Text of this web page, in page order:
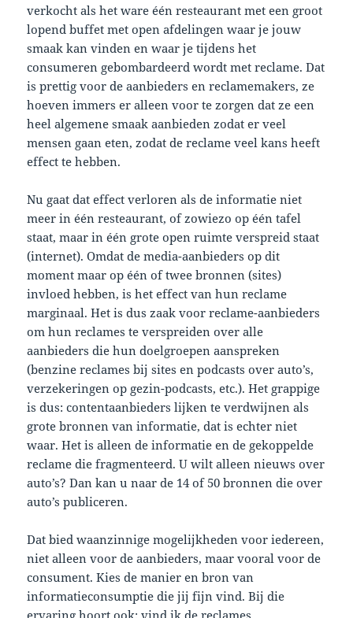
verkocht als het ware één resteaurant met een groot
lopend buffet met open afdelingen waar je jouw
smaak kan vinden en waar je tijdens het
consumeren gebombardeerd wordt met reclame. Dat
is prettig voor de aanbieders en reclamemakers, ze
hoeven immers er alleen voor te zorgen dat ze een
heel algemene smaak aanbieden zodat er veel
mensen gaan eten, zodat de reclame veel kans heeft
effect te hebben.
Nu gaat dat effect verloren als de informatie niet
meer in één resteaurant, of zowiezo op één tafel
staat, maar in één grote open ruimte verspreid staat
(internet). Omdat de media-aanbieders op dit
moment maar op één of twee bronnen (sites)
invloed hebben, is het effect van hun reclame
marginaal. Het is dus zaak voor reclame-aanbieders
om hun reclames te verspreiden over alle
aanbieders die hun doelgroepen aanspreken
(benzine reclames bij sites en podcasts over auto’s,
verzekeringen op gezin-podcasts, etc.). Het grappige
is dus: contentaanbieders lijken te verdwijnen als
grote bronnen van informatie, dat is echter niet
waar. Het is alleen de informatie en de gekoppelde
reclame die fragmenteerd. U wilt alleen nieuws over
auto’s? Dan kan u naar de 14 of 50 bronnen die over
auto’s publiceren.
Dat bied waanzinnige mogelijkheden voor iedereen,
niet alleen voor de aanbieders, maar vooral voor de
consument. Kies de manier en bron van
informatieconsumptie die jij fijn vind. Bij die
ervaring hoort ook: vind ik de reclames